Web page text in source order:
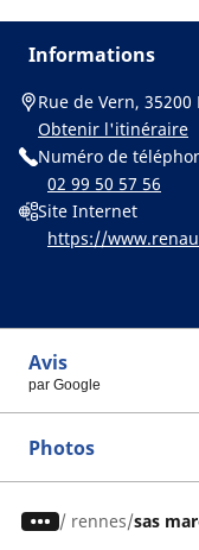
Informations
Rue de Vern, 35200
Obtenir l'itinéraire
Numéro de
02 99 50 57 56
Site Internet
https://
Avis
par Google
Photos
/ rennes sas